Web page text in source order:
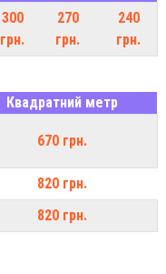
300
грн.
270
грн.
240
грн.
Квадратний метр
670 грн.
820 грн.
820 грн.